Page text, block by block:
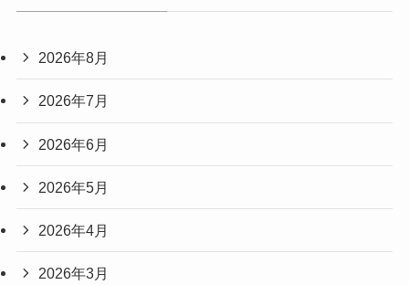
2026年8月
2026年7月
2026年6月
2026年5月
2026年4月
2026年3月